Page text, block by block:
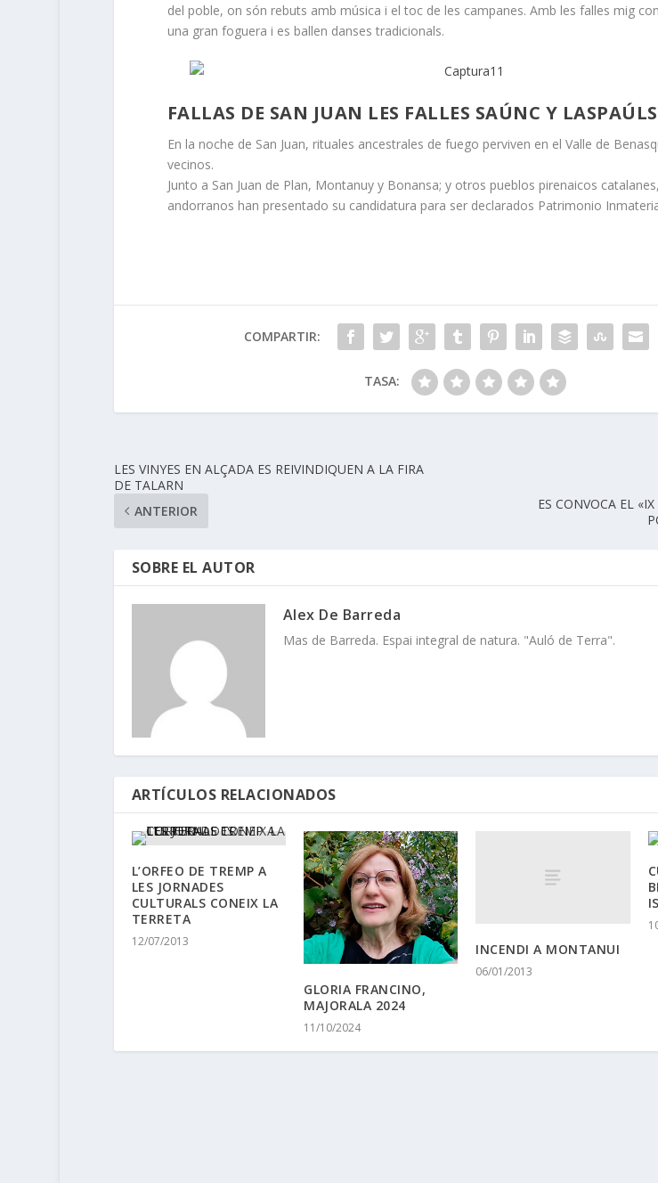
del poble, on són rebuts amb música i el toc de les campanes. Amb les falles mig
una gran foguera i es ballen danses tradicionals.
FALLAS DE SAN JUAN LES FALLES SAÚNC Y LASPAÚLS
En la noche de San Juan, rituales ancestrales de fuego perviven en el Valle de
vecinos.
Junto a San Juan de Plan, Montanuy y Bonansa; y otros pueblos pirenaicos
andorranos han presentado su candidatura para ser declarados Patrimonio
COMPARTIR:
TASA:
LES VINYES EN ALÇADA ES REIVINDIQUEN A LA FIRA
DE TALARN
ANTERIOR
ES CONVOCA EL
SOBRE EL AUTOR
Alex De Barreda
Mas de Barreda. Espai integral de natura. "Auló de Terra".
ARTÍCULOS RELACIONADOS
L’ORFEO DE TREMP A
LES JORNADES
CULTURALS CONEIX LA
TERRETA
12/07/2013
GLORIA FRANCINO,
MAJORALA 2024
11/10/2024
INCENDI A MONTANUI
06/01/2013